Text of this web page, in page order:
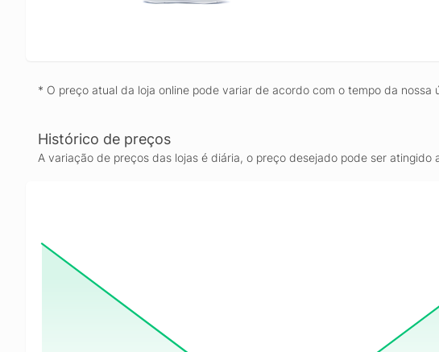
* O preço atual da loja online pode variar de acordo com o tempo da nossa
Histórico de preços
A variação de preços das lojas é diária, o preço desejado pode ser atingido